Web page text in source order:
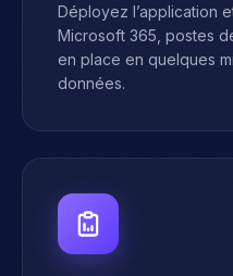
Déployez l’application
Microsoft 365, postes
en place en quelques
données.